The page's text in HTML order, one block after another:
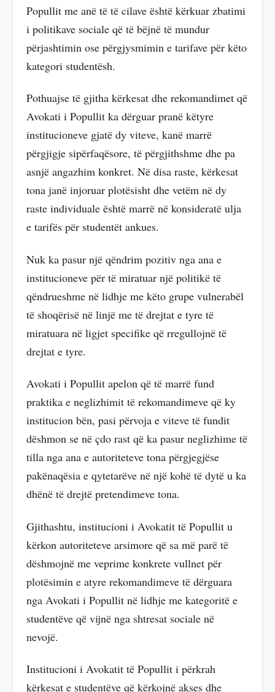
Popullit me anë të të cilave është kërkuar zbatimi
i politikave sociale që të bëjnë të mundur
përjashtimin ose përgjysmimin e tarifave për këto
kategori studentësh.
Pothuajse të gjitha kërkesat dhe rekomandimet që
Avokati i Popullit ka dërguar pranë këtyre
institucioneve gjatë dy viteve, kanë marrë
përgjigje sipërfaqësore, të përgjithshme dhe pa
asnjë angazhim konkret. Në disa raste, kërkesat
tona janë injoruar plotësisht dhe vetëm në dy
raste individuale është marrë në konsideratë ulja
e tarifës për studentët ankues.
Nuk ka pasur një qëndrim pozitiv nga ana e
institucioneve për të miratuar një politikë të
qëndrueshme në lidhje me këto grupe vulnerabël
të shoqërisë në linjë me të drejtat e tyre të
miratuara në ligjet specifike që rregullojnë të
drejtat e tyre.
Avokati i Popullit apelon që të marrë fund
praktika e neglizhimit të rekomandimeve që ky
institucion bën, pasi përvoja e viteve të fundit
dëshmon se në çdo rast që ka pasur neglizhime të
tilla nga ana e autoriteteve tona përgjegjëse
pakënaqësia e qytetarëve në një kohë të dytë u ka
dhënë të drejtë pretendimeve tona.
Gjithashtu, institucioni i Avokatit të Popullit u
kërkon autoriteteve arsimore që sa më parë të
dëshmojnë me veprime konkrete vullnet për
plotësimin e atyre rekomandimeve të dërguara
nga Avokati i Popullit në lidhje me kategoritë e
studentëve që vijnë nga shtresat sociale në
nevojë.
Institucioni i Avokatit të Popullit i përkrah
kërkesat e studentëve që kërkojnë akses dhe